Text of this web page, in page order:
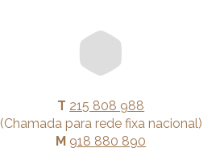
T 215 808 988
(Chamada para rede fixa nacional)
M 918 880 890